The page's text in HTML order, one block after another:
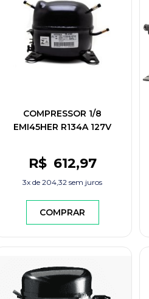
COMPRESSOR 1/8
EMI45HER R134A 127V
R$ 612,97
3x de 204,32 sem juros
COMPRAR